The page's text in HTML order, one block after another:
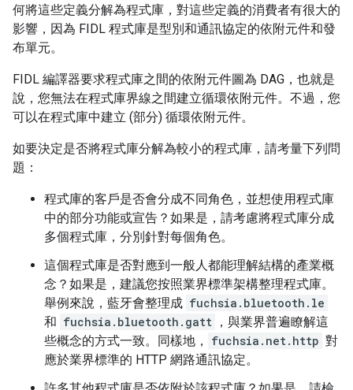
何將這些定義分解為程式庫，對這些定義的消費者有很大的
影響，因為 FIDL 程式庫是型別和通訊協定的依附元件和發
布單元。
FIDL 編譯器要求程式庫之間的依附元件圖為 DAG，也就是
說，您無法在程式庫界線之間建立循環依附元件。不過，您
可以在程式庫中建立 (部分) 循環依附元件。
如要決定是否將程式庫分解為較小的程式庫，請考量下列問
題：
程式庫的客戶是否會分成不同角色，並想使用程式庫
中的部分功能或宣告？如果是，請考慮將程式庫分成
多個程式庫，分別針對每個角色。
這個程式庫是否對應到一般人都能理解結構的產業概
念？如果是，建議您按照業界標準架構整理程式庫。
舉例來說，藍牙會整理成 fuchsia.bluetooth.le
和 fuchsia.bluetooth.gatt ，與業界普遍瞭解這
些概念的方式一致。同樣地，
fuchsia.net.http 對
應於業界標準的 HTTP 網路通訊協定。